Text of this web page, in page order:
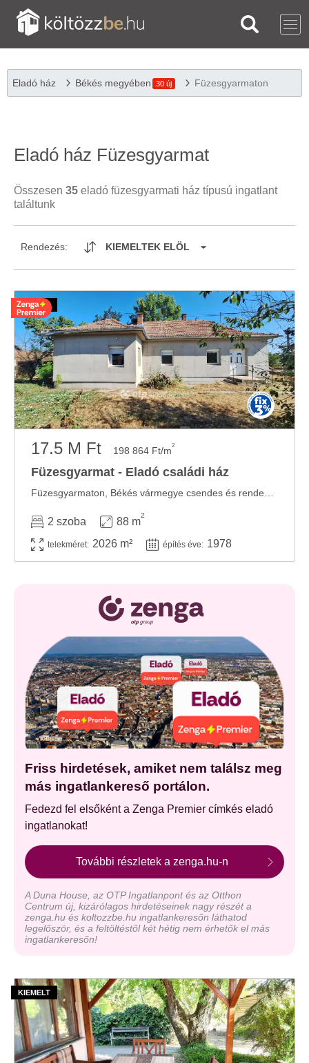
Eladó ház Békés megyében 30 új Füzesgyarmaton
Eladó ház Füzesgyarmat
Összesen 35 eladó füzesgyarmati ház típusú ingatlant
találtunk
Rendezés: KIEMELTEK ELÖL
17.5 M Ft 198 864 Ft/m2
Füzesgyarmat - Eladó családi ház
2 szoba 88 m
2
telekméret: 2026 m² építés éve: 1978
Friss hirdetések, amiket nem találsz meg
más ingatlankereső portálon.
Fedezd fel elsőként a Zenga Premier címkés eladó
ingatlanokat!
További részletek a zenga.hu-n
A Duna House, az OTP Ingatlanpont és az Otthon
Centrum új, kizárólagos hirdetéseinek nagy részét a
zenga.hu és koltozzbe.hu ingatlankeresőn láthatod
legelőször, és a feltöltéstől két hétig nem érhetők el más
ingatlankeresőn!